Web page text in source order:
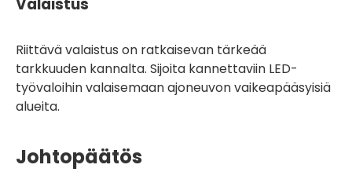
Riittävä valaistus on ratkaisevan tärkeää
tarkkuuden kannalta. Sijoita kannettaviin LED-
työvaloihin valaisemaan ajoneuvon vaikeapääsyisiä
alueita.
Johtopäätös